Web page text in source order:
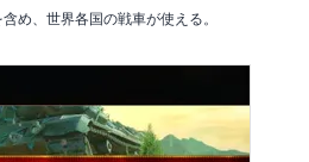
め、世界各国の戦車が使える。